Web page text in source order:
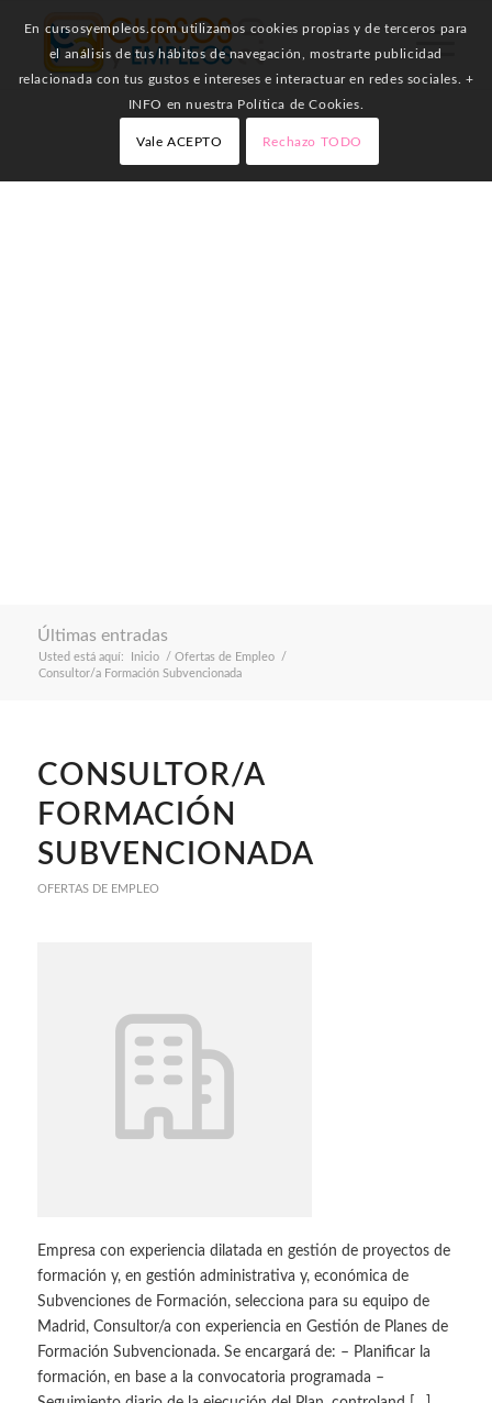
Últimas entradas
Usted está aquí: Inicio / Ofertas de Empleo
/
Consultor/a Formación Subvencionada
CONSULTOR/A
FORMACIÓN
SUBVENCIONADA
OFERTAS DE EMPLEO
Empresa con experiencia dilatada en gestión de proyectos de
formación y, en gestión administrativa y, económica de
Subvenciones de Formación, selecciona para su equipo de
Madrid, Consultor/a con experiencia en Gestión de Planes de
Formación Subvencionada. Se encargará de: – Planificar la
formación, en base a la convocatoria programada –
En cursosyempleos.com utilizamos cookies propias y de terceros para
el análisis de tus hábitos de navegación, mostrarte publicidad
relacionada con tus gustos e intereses e interactuar en redes sociales. +
INFO en nuestra Política de Cookies.
Vale ACEPTO Rechazo TODO